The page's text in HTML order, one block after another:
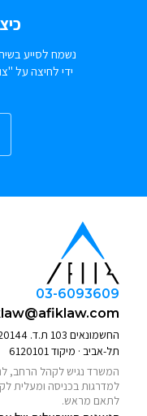
נשמח לסייע
ידי לחיצה על
03-6093609
החשמונאים 103 ת.ד. 20144
תל-אביב · מיקוד 6120101
המשרד נגיש לקהל הרחב,
למדרגות בכניסה ומעלית
לתאם מראש.